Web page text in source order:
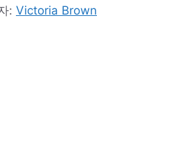
: Victoria Brown